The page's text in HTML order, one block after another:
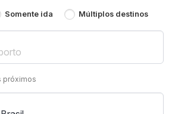
Somente ida Múltiplos destinos
próximos